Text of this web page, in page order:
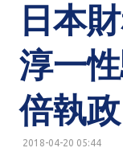
日本
淳一
倍執
2018-04-20 05:44